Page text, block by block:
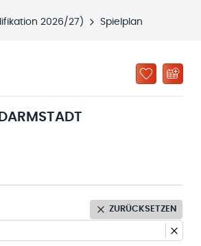
2026/27) Spielplan
ZURÜCKSETZEN